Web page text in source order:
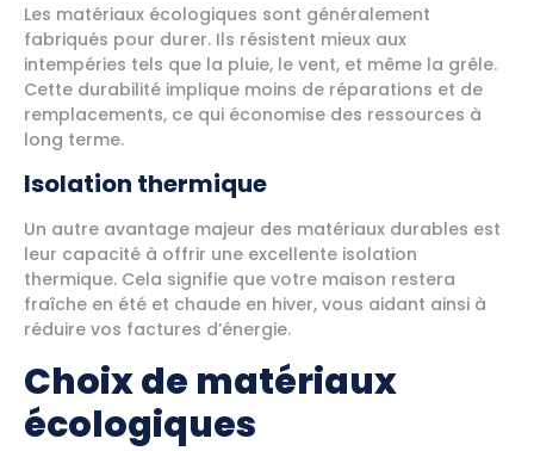
Les matériaux écologiques sont généralement
fabriqués pour durer. Ils résistent mieux aux
intempéries tels que la pluie, le vent, et même la grêle.
Cette durabilité implique moins de réparations et de
remplacements, ce qui économise des ressources à
long terme.
Isolation thermique
Un autre avantage majeur des matériaux durables est
leur capacité à offrir une excellente isolation
thermique. Cela signifie que votre maison restera
fraîche en été et chaude en hiver, vous aidant ainsi à
réduire vos factures d’énergie.
Choix de matériaux
écologiques